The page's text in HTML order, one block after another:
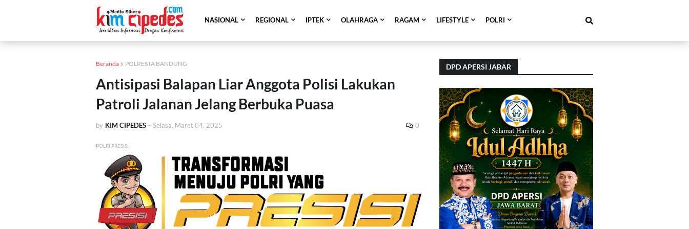
NASIONAL REGIONAL IPTEK OLAHRAGA RAGAM LIFESTYLE POLRI
Beranda POLRESTA BANDUNG
Antisipasi Balapan Liar Anggota Polisi Lakukan
Patroli Jalanan Jelang Berbuka Puasa
by KIM CIPEDES - Selasa, Maret 04, 2025 0
POLRI PRESISI
DPD APERSI JABAR